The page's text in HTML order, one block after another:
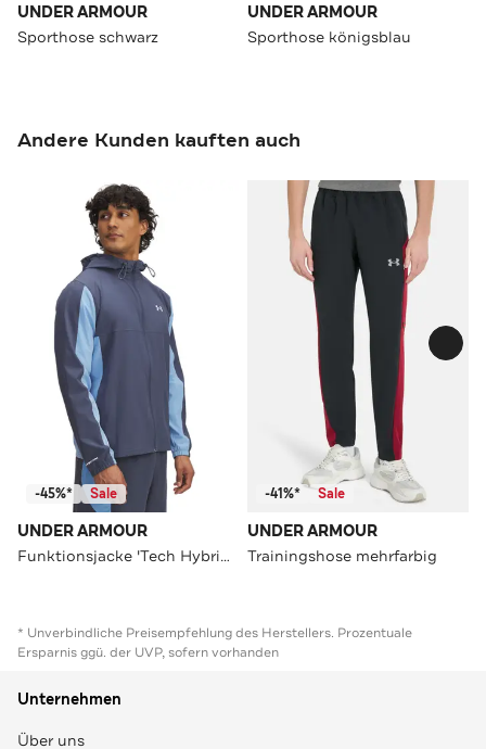
UNDER ARMOUR
Sporthose schwarz
UNDER ARMOUR
Sporthose königsblau
Andere Kunden kauften auch
-45%* Sale
UNDER ARMOUR
Funktionsjacke 'Tech Hybrid' mehrfarbig
-41%* Sale
UNDER ARMOUR
Trainingshose mehrfarbig
* Unverbindliche Preisempfehlung des Herstellers. Prozentuale
Ersparnis ggü. der UVP, sofern vorhanden
Unternehmen
Über uns